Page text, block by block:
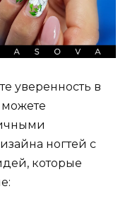
уверенность в
можете
ногтей с
которые